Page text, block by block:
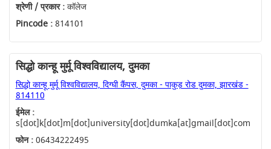
श्रेणी / प्रकार :कॉलेज
Pincode :814101
सिद्धो कान्हू मुर्मू विश्वविद्यालय, दुमका
सिद्धो कान्हू मुर्मू विश्वविद्यालय, दिग्घी कैंपस, दुमका - पाकुड़ रोड दुमका, झारखंड -
814110
ईमेल :
s[dot]k[dot]m[dot]university[dot]dumka[at]gmail[dot]com
फोन :06434222495